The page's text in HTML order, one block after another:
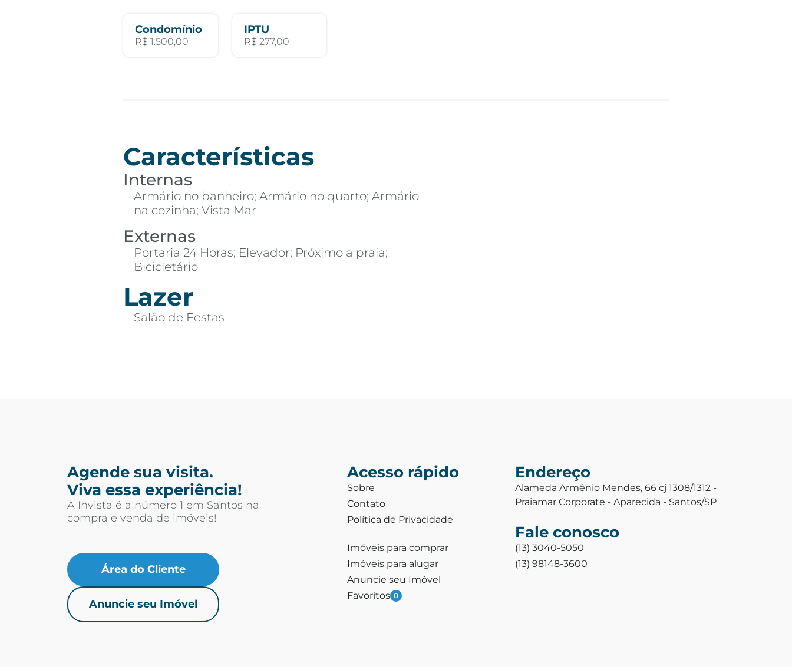
Condomínio
R$ 1.500,00
IPTU
R$ 277,00
Características
Internas
Armário no banheiro; Armário no quarto; Armário
na cozinha; Vista Mar
Externas
Portaria 24 Horas; Elevador; Próximo a praia;
Bicicletário
Lazer
Salão de Festas
Agende sua visita.
Viva essa experiência!
A Invista é a número 1 em Santos na
compra e venda de imóveis!
Área do Cliente
Anuncie seu Imóvel
Acesso rápido
Sobre
Contato
Política de Privacidade
Imóveis para comprar
Imóveis para alugar
Anuncie seu Imóvel
Favoritos 0
Endereço
Alameda Armênio Mendes, 66 cj 1308/1312 -
Praiamar Corporate - Aparecida - Santos/SP
Fale conosco
(13) 3040-5050
(13) 98148-3600